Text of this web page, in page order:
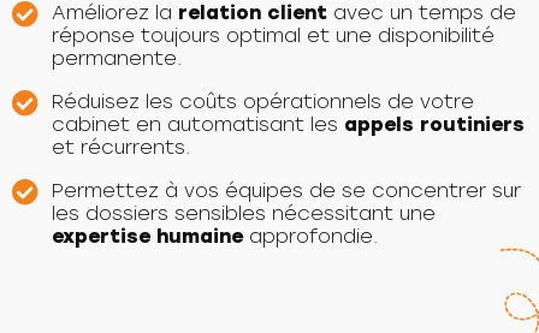
Améliorez la relation clientavec un temps de
réponse toujours optimal et une disponibilité
permanente.
Réduisez les coûts opérationnels de votre
cabinet en automatisant les appels routiniers
et récurrents.
Permettez à vos équipes de se concentrer sur
les dossiers sensibles nécessitant une
expertise humaineapprofondie.